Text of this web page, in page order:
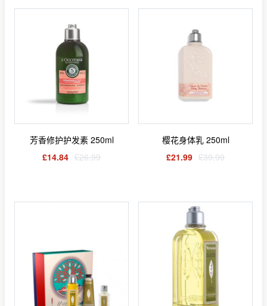
芳香修护护发素 250ml
£14.84 £26.99
樱花身体乳 250ml
£21.99 £39.99